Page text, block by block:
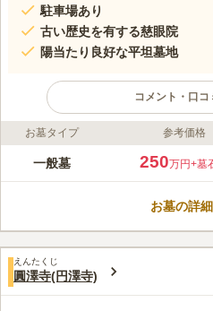
駐車場あり
古い歴史を有する慈眼院
陽当たり良好な平坦墓地
コメント・口コ
ライフドット編集部のコメント
千代田線「乃木坂駅」から
が開山となり、宝永6年
口コミ評価
みんなの評価
60代男性
自宅近くで花を買い、慈眼
お墓タイプ 参考価格
一般墓 250万円+墓
お墓の詳
えんたくじ
圓澤寺(円澤寺)